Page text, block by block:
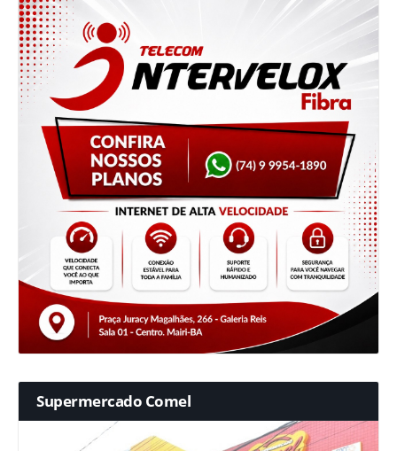
Supermercado Comel